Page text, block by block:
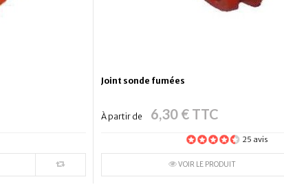
Joint sonde fumées
À partir de 6,30 € TTC
25 avis
VOIR LE PRODUIT